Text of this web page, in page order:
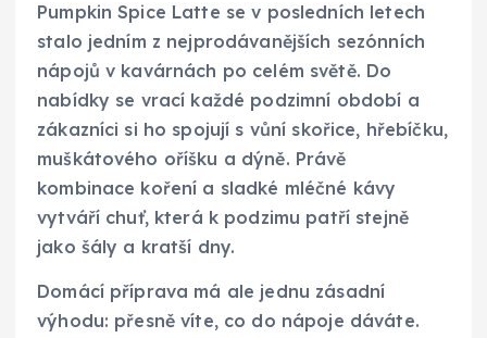
Pumpkin Spice Latte se v posledních letech
stalo jedním z nejprodávanějších sezónních
nápojů v kavárnách po celém světě. Do
nabídky se vrací každé podzimní období a
zákazníci si ho spojují s vůní skořice, hřebíčku,
muškátového oříšku a dýně. Právě
kombinace koření a sladké mléčné kávy
vytváří chuť, která k podzimu patří stejně
jako šály a kratší dny.
Domácí příprava má ale jednu zásadní
výhodu: přesně víte, co do nápoje dáváte.